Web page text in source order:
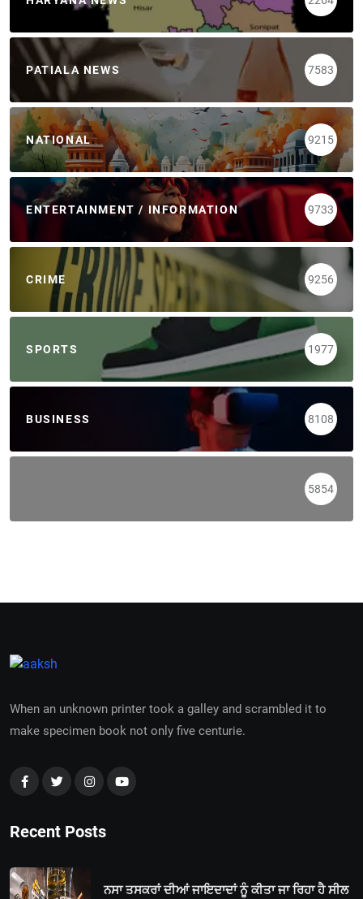
PATIALA NEWS 7583
NATIONAL 9215
ENTERTAINMENT / INFORMATION 9733
CRIME 9256
SPORTS 1977
BUSINESS 8108
5854
When an unknown printer took a galley and scrambled it to
make specimen book not only five centurie.
Recent Posts
ਨਸਾ ਤਸਕਰਾਂ ਦੀਆਂ ਜਾਇਦਾਦਾਂ ਨੂੰ ਕੀਤਾ ਜਾ ਰਿਹਾ ਹੈ ਸੀਲ